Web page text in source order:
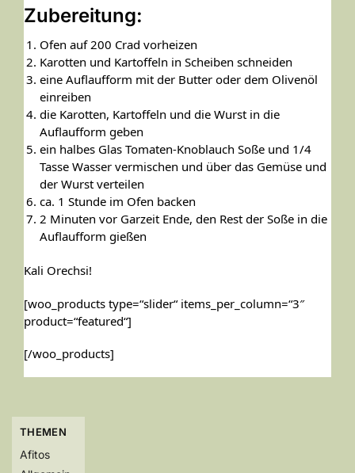
Zubereitung:
Ofen auf 200 Crad vorheizen
Karotten und Kartoffeln in Scheiben schneiden
eine Auflaufform mit der Butter oder dem Olivenöl
einreiben
die Karotten, Kartoffeln und die Wurst in die
Auflaufform geben
ein halbes Glas Tomaten-Knoblauch Soße und 1/4
Tasse Wasser vermischen und über das Gemüse und
der Wurst verteilen
ca. 1 Stunde im Ofen backen
2 Minuten vor Garzeit Ende, den Rest der Soße in die
Auflaufform gießen
Kali Orechsi!
[woo_products type=“slider“ items_per_column=“3″
product=“featured“]
[/woo_products]
THEMEN
Afitos